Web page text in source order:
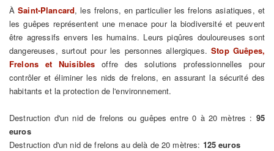
ÀSaint-Plancard, les frelons, en particulier les frelons asiatiques, et
les guêpes représentent une menace pour la biodiversité et peuvent
être agressifs envers les humains. Leurs piqûres douloureuses sont
dangereuses, surtout pour les personnes allergiques.Stop Guêpes,
Frelons et Nuisibles offre des solutions professionnelles pour
contrôler et éliminer les nids de frelons, en assurant la sécurité des
habitants et la protection de l'environnement.
Destruction d'un nid de frelons ou guêpes entre 0 à 20 mètres : 95
euros
Destruction d'un nid de frelons au delà de 20 mètres: 125 euros